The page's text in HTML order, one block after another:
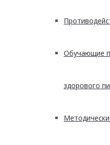
Обучающие
здорового